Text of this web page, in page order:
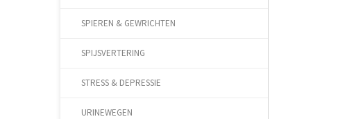
SPIEREN & GEWRICHTEN
SPIJSVERTERING
STRESS & DEPRESSIE
URINEWEGEN